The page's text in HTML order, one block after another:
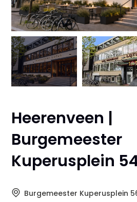
Heerenveen |
Burgemeester
Kuperusplein
Burgemeester Kuperusplein